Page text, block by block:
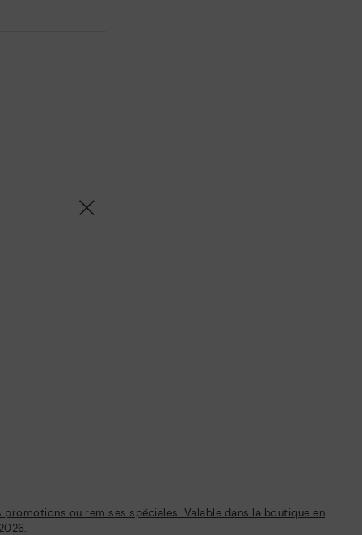
promotions ou remises spéciales. Valable dans la boutique en